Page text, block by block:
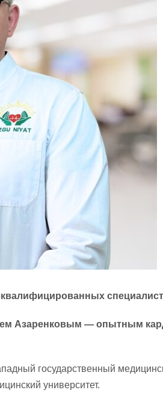
Азаренковым — опытным
государственный
университет.